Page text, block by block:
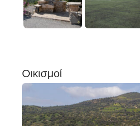
Οικισμοί